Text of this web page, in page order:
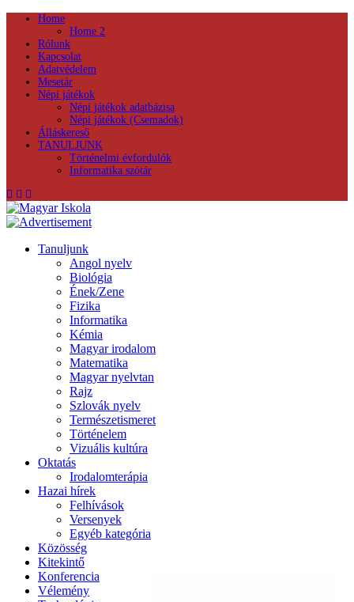
Home
Home 2
Rólunk
Kapcsolat
Adatvédelem
Mesetár
Népi játékok
Népi játékok adatbázisa
Népi játékok (Csemadok)
Álláskereső
TANULJUNK
Történelmi évfordulók
Informatika szótár
Tanuljunk
Angol nyelv
Biológia
Ének/Zene
Fizika
Informatika
Kémia
Magyar irodalom
Matematika
Magyar nyelvtan
Rajz
Szlovák nyelv
Természetismeret
Történelem
Vizuális kultúra
Oktatás
Irodalomterápia
Hazai hírek
Felhívások
Versenyek
Egyéb kategória
Közösség
Kitekintő
Konferencia
Vélemény